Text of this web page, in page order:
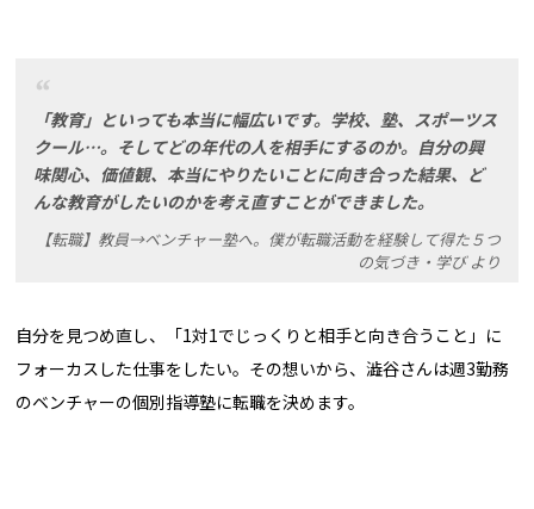
「教育」といっても本当に幅広いです。学校、塾、スポーツス
クール…。そしてどの年代の人を相手にするのか。自分の興
味関心、価値観、本当にやりたいことに向き合った結果、ど
んな教育がしたいのかを考え直すことができました。
【転職】教員→ベンチャー塾へ。僕が転職活動を経験して得た５つ
の気づき・学び より
自分を見つめ直し、「1対1でじっくりと相手と向き合うこと」に
フォーカスした仕事をしたい。その想いから、澁谷さんは週3勤務
のベンチャーの個別指導塾に転職を決めます。